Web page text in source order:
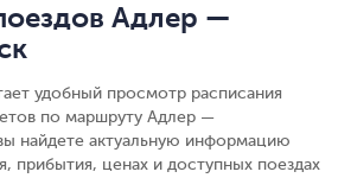
Адлер —
удобный просмотр расписания
по маршруту Адлер —
найдете актуальную информацию
прибытия, ценах и доступных поездах